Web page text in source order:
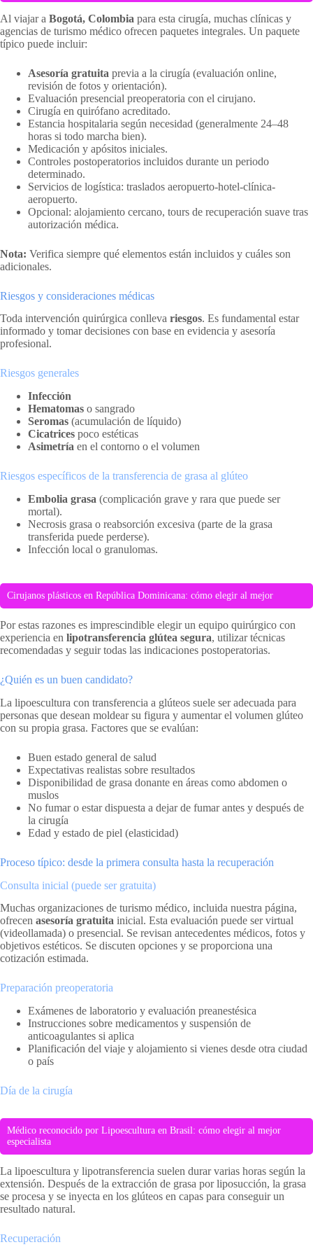
Al viajar a Bogotá, Colombia para esta cirugía, muchas clínicas y
agencias de turismo médico ofrecen paquetes integrales. Un paquete
típico puede incluir:
Asesoría gratuita previa a la cirugía (evaluación online,
revisión de fotos y orientación).
Evaluación presencial preoperatoria con el cirujano.
Cirugía en quirófano acreditado.
Estancia hospitalaria según necesidad (generalmente 24–48
horas si todo marcha bien).
Medicación y apósitos iniciales.
Controles postoperatorios incluidos durante un periodo
determinado.
Servicios de logística: traslados aeropuerto-hotel-clínica-
aeropuerto.
Opcional: alojamiento cercano, tours de recuperación suave tras
autorización médica.
Nota: Verifica siempre qué elementos están incluidos y cuáles son
adicionales.
Riesgos y consideraciones médicas
Toda intervención quirúrgica conlleva riesgos. Es fundamental estar
informado y tomar decisiones con base en evidencia y asesoría
profesional.
Riesgos generales
Infección
Hematomas o sangrado
Seromas (acumulación de líquido)
Cicatrices poco estéticas
Asimetría en el contorno o el volumen
Riesgos específicos de la transferencia de grasa al glúteo
Embolia grasa (complicación grave y rara que puede ser
mortal).
Necrosis grasa o reabsorción excesiva (parte de la grasa
transferida puede perderse).
Infección local o granulomas.
Cirujanos plásticos en República Dominicana: cómo elegir al mejor
Por estas razones es imprescindible elegir un equipo quirúrgico con
experiencia en lipotransferencia glútea segura, utilizar técnicas
recomendadas y seguir todas las indicaciones postoperatorias.
¿Quién es un buen candidato?
La lipoescultura con transferencia a glúteos suele ser adecuada para
personas que desean moldear su figura y aumentar el volumen glúteo
con su propia grasa. Factores que se evalúan:
Buen estado general de salud
Expectativas realistas sobre resultados
Disponibilidad de grasa donante en áreas como abdomen o
muslos
No fumar o estar dispuesta a dejar de fumar antes y después de
la cirugía
Edad y estado de piel (elasticidad)
Proceso típico: desde la primera consulta hasta la recuperación
Consulta inicial (puede ser gratuita)
Muchas organizaciones de turismo médico, incluida nuestra página,
ofrecen asesoría gratuita inicial. Esta evaluación puede ser virtual
(videollamada) o presencial. Se revisan antecedentes médicos, fotos y
objetivos estéticos. Se discuten opciones y se proporciona una
cotización estimada.
Preparación preoperatoria
Exámenes de laboratorio y evaluación preanestésica
Instrucciones sobre medicamentos y suspensión de
anticoagulantes si aplica
Planificación del viaje y alojamiento si vienes desde otra ciudad
o país
Día de la cirugía
Médico reconocido por Lipoescultura en Brasil: cómo elegir al mejor
especialista
La lipoescultura y lipotransferencia suelen durar varias horas según la
extensión. Después de la extracción de grasa por liposucción, la grasa
se procesa y se inyecta en los glúteos en capas para conseguir un
resultado natural.
Recuperación